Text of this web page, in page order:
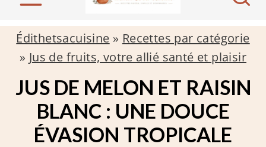
a
Édithetsacuisine » Recettes par catégorie
» Jus de fruits, votre allié santé et plaisir
JUS DE MELON ET RAISIN
BLANC : UNE DOUCE
ÉVASION TROPICALE